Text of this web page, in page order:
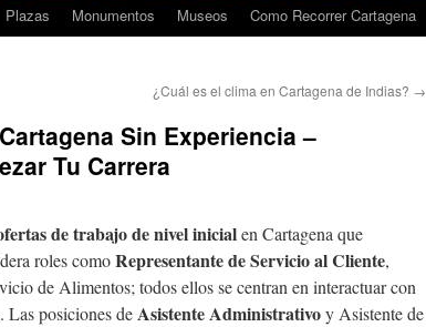
Plazas Monumentos Museos Como Recorrer Cartagena
¿Cuál es el clima en Cartagena de Indias? →
Sin Experiencia –
Tu Carrera
de trabajo de nivel inicialen Cartagena que
roles comoRepresentante de Servicio al Cliente,
de Alimentos; todos ellos se centran en interactuar con
Las posiciones deAsistente Administrativoy Asistente de